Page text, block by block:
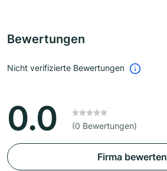
Bewertungen
Nicht verifizierte Bewertungen
0.0 (0 Bewertungen)
Firma bewerten